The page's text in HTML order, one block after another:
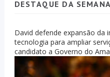
DESTAQUE DA SEMANA
David defende expansão da
tecnologia para ampliar
candidato a Governo do